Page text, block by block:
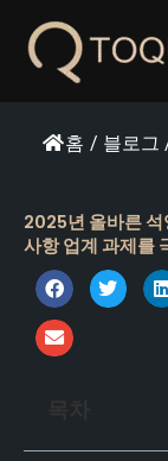
홈 / 블로그
2025년 올바른 석
사항 업계 과제를